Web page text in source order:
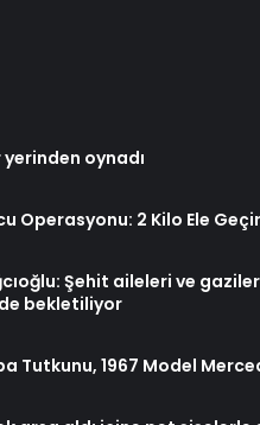
oynadı
Operasyonu: 2 Kilo Ele
Şehit aileleri ve
bekletiliyor
Tutkunu, 1967 Model